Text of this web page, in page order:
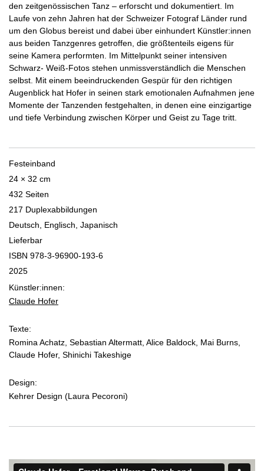
den zeitgenössischen Tanz – erforscht und dokumentiert. Im
Laufe von zehn Jahren hat der Schweizer Fotograf Länder rund
um den Globus bereist und dabei über einhundert Künstler:innen
aus beiden Tanzgenres getroffen, die größtenteils eigens für
seine Kamera performten. Im Mittelpunkt seiner intensiven
Schwarz- Weiß-Fotos stehen unmissverständlich die Menschen
selbst. Mit einem beeindruckenden Gespür für den richtigen
Augenblick hat Hofer in seinen stark emotionalen Aufnahmen jene
Momente der Tanzenden festgehalten, in denen eine einzigartige
und tiefe Verbindung zwischen Körper und Geist zu Tage tritt.
Festeinband
24 × 32 cm
432 Seiten
217 Duplexabbildungen
Deutsch, Englisch, Japanisch
Lieferbar
ISBN 978-3-96900-193-6
2025
Künstler:innen:
Claude Hofer
Texte:
Romina Achatz, Sebastian Altermatt, Alice Baldock, Mai Burns,
Claude Hofer, Shinichi Takeshige
Design:
Kehrer Design (Laura Pecoroni)